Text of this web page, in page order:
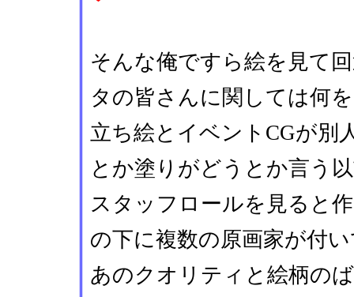
そんな俺ですら絵を見て
タの皆さんに関しては何
立ち絵とイベントCGが別
とか塗りがどうとか言う
スタッフロールを見ると
の下に複数の原画家が付
あのクオリティと絵柄の